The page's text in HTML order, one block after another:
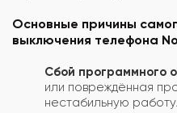
Основные причины
выключения телефона
Сбой программного
или повреждённая
нестабильную работу.